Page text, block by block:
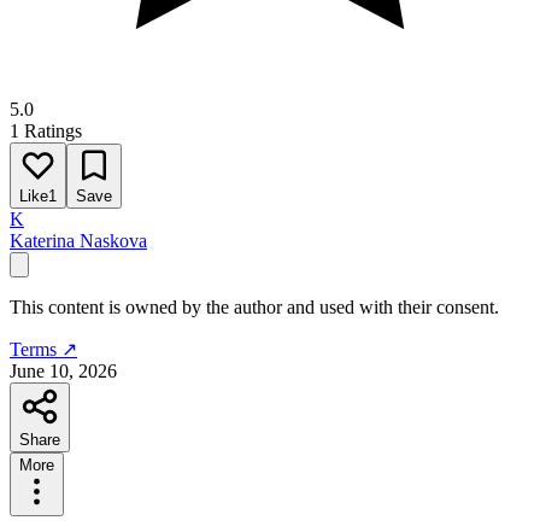
5.0
1 Ratings
Like1 Save
K
Katerina Naskova
This content is owned by the author and used with their consent.
Terms ↗
June 10, 2026
Share
More